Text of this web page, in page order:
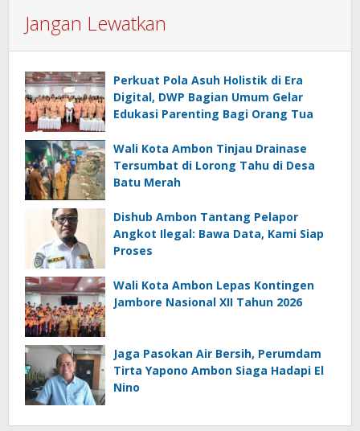
Jangan Lewatkan
Perkuat Pola Asuh Holistik di Era
Digital, DWP Bagian Umum Gelar
Edukasi Parenting Bagi Orang Tua
Wali Kota Ambon Tinjau Drainase
Tersumbat di Lorong Tahu di Desa
Batu Merah
Dishub Ambon Tantang Pelapor
Angkot Ilegal: Bawa Data, Kami Siap
Proses
Wali Kota Ambon Lepas Kontingen
Jambore Nasional XII Tahun 2026
Jaga Pasokan Air Bersih, Perumdam
Tirta Yapono Ambon Siaga Hadapi El
Nino